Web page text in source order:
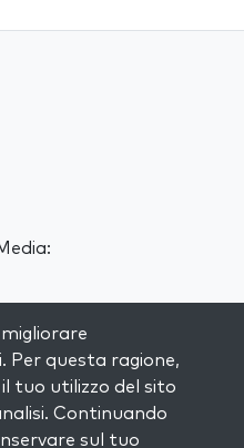
list e ricevi
nella tua
Per questa ragione,
tuo utilizzo del sito
Continuando
sul tuo